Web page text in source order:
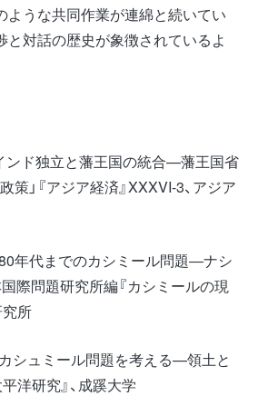
ような共同作業が連綿と続いてい
と対話の歴史が象徴されているよ
インド独立と藩王国の統合—藩王国省
」『アジア経済』XXXVI-3、アジア
80年代までのカシミール問題―ナシ
国際問題研究所編『カシミールの現
究所
カシュミール問題を考える—領土と
洋研究』、成蹊大学